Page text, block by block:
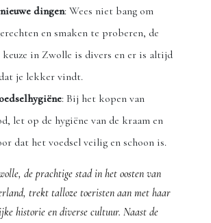
dingen: Wees niet bang om
en smaken te proberen, de
in Zwolle is divers en er is altijd
je lekker vindt.
: Bij het kopen van
let op de hygiëne van de kraam en
dat het voedsel veilig en schoon is.
de prachtige stad in het oosten van
trekt talloze toeristen aan met haar
historie en diverse cultuur. Naast de